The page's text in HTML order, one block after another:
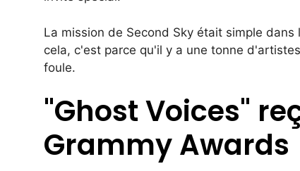
La mission de Second Sky était simple
cela, c'est parce qu'il y a une tonne
foule.
"Ghost Voices"
Grammy Awards